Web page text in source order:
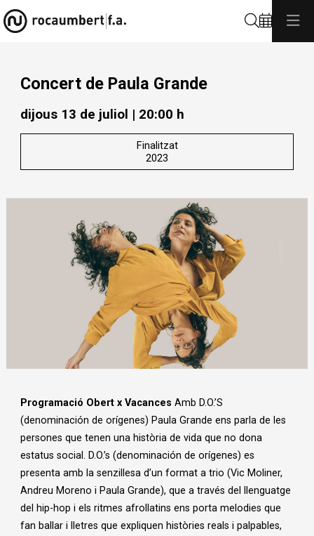
Concert de Paula Grande
dijous 13 de juliol | 20:00 h
Finalitzat
2023
Programació Obert x Vacances Amb D.O.’S
(denominación de orígenes) Paula Grande ens parla de les
persones que tenen una història de vida que no dona
estatus social. D.O.’s (denominación de orígenes) es
presenta amb la senzillesa d’un format a trio (Vic Moliner,
Andreu Moreno i Paula Grande), que a través del llenguatge
del hip-hop i els ritmes afrollatins ens porta melodies que
fan ballar i lletres que expliquen històries reals i palpables,